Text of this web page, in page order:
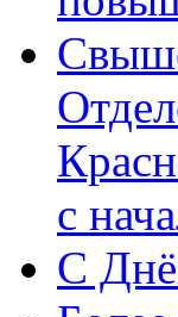
с
C